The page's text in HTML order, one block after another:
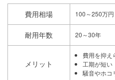
費用相場 100～250万円
耐用年数 20～30年
メリット
費用を抑え
工期が短い
騒音やホコ